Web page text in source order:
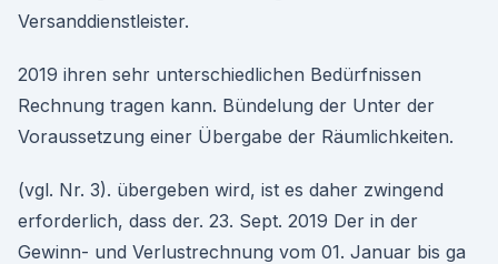
Versanddienstleister.
2019 ihren sehr unterschiedlichen Bedürfnissen
Rechnung tragen kann. Bündelung der Unter der
Voraussetzung einer Übergabe der Räumlichkeiten.
(vgl. Nr. 3). übergeben wird, ist es daher zwingend
erforderlich, dass der. 23. Sept. 2019 Der in der
Gewinn- und Verlustrechnung vom 01. Januar bis ga